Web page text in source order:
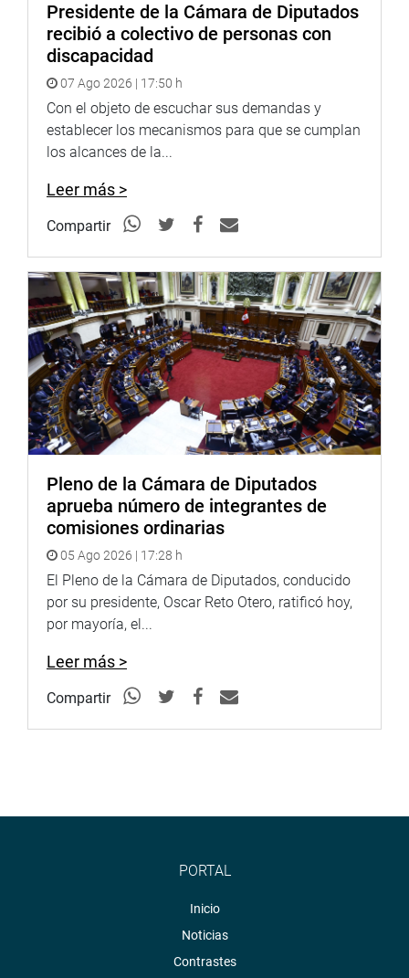
Presidente de la Cámara de Diputados
recibió a colectivo de personas con
discapacidad
07 Ago 2026 | 17:50 h
Con el objeto de escuchar sus demandas y
establecer los mecanismos para que se cumplan
los alcances de la...
Leer más >
Compartir
Pleno de la Cámara de Diputados
aprueba número de integrantes de
comisiones ordinarias
05 Ago 2026 | 17:28 h
El Pleno de la Cámara de Diputados, conducido
por su presidente, Oscar Reto Otero, ratificó hoy,
por mayoría, el...
Leer más >
Compartir
PORTAL
Inicio
Noticias
Contrastes